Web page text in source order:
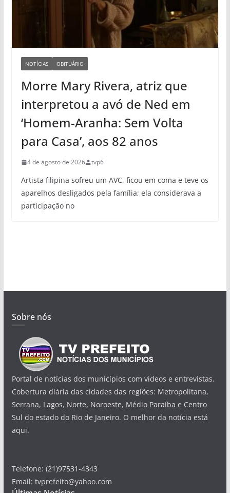
NOTÍCIAS OBITUÁRIO
Morre Mary Rivera, atriz que
interpretou a avó de Ned em
‘Homem-Aranha: Sem Volta
para Casa’, aos 82 anos
4 de agosto de 2026 tvp6
Artista filipina sofreu um AVC, ficou em coma e teve os
aparelhos desligados pela família; ela considerava a
participação no
Sobre nós
Portal de notícias dos municípios com videos e entrevistas.
Cobertura diária das cidades das regiões: Metropolitana,
Serrana, Lagos, Norte, Noroeste, Médio Paraíba e Centro
Sul do estado do Rio de Janeiro. O melhor da notícia está
aqui.
Telefone: (21)97531-4343
Email: tvprefeito@yahoo.com